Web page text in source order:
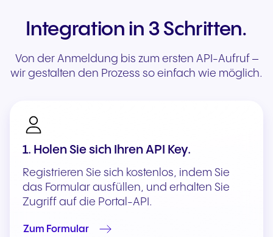
Integration in 3 Schritten.
Von der Anmeldung bis zum ersten API-Aufruf –
wir gestalten den Prozess so einfach wie möglich.
1. Holen Sie sich Ihren API Key.
Registrieren Sie sich kostenlos, indem Sie
das Formular ausfüllen, und erhalten Sie
Zugriff auf die Portal-API.
Zum Formular